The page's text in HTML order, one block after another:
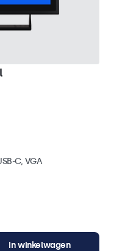
C, VGA
In winkelwagen